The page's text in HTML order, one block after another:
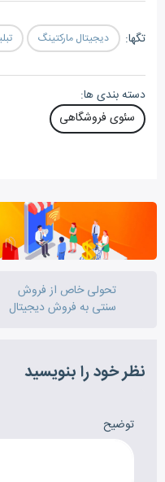
تگ‎ها: دیجیتال مارکتینگ
دسته بندی ها:
سئوی فروشگاهی
تحولی خاص از فروش
سنتی به فروش دیجیتال
نظر خود را بنویسید
توضیح